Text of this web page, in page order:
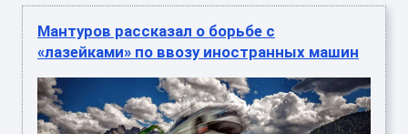
Мантуров рассказал о борьбе с
«лазейками» по ввозу иностранных машин